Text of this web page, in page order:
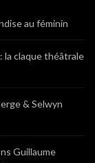
au féminin
la claque théâtrale
& Selwyn
Guillaume